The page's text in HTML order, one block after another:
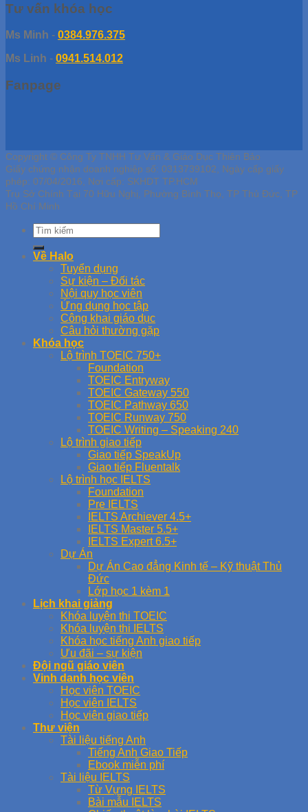
Tư vấn khóa học
Ms Minh - 0384.976.375
Ms Linh - 0941.514.012
Fanpage
Copyright © Công Ty TNHH Tư Vấn & Giáo Dục Thiên Bảo
Giấy chứng nhận doanh nghiệp số: 0313739102, Ngày cấp giấy
phép: 07/04/2016, Nơi cấp: SKHDT TP.HCM
Trụ Sở Chính Tại 70 Hữu Nghị, Phường Bình Thọ, TP Thủ Đức, TP
Hồ Chí Minh
Về Halo
Tuyển dụng
Sự kiện – Đối tác
Nội quy học viên
Ứng dụng học tập
Công khai giáo dục
Câu hỏi thường gặp
Khóa học
Lộ trình TOEIC 750+
Foundation
TOEIC Entryway
TOEIC Gateway 550
TOEIC Pathway 650
TOEIC Runway 750
TOEIC Writing – Speaking 240
Lộ trình giao tiếp
Giao tiếp SpeakUp
Giao tiếp Fluentalk
Lộ trình học IELTS
Foundation
Pre IELTS
IELTS Archiever 4.5+
IELTS Master 5.5+
IELTS Expert 6.5+
Dự Án
Dự Án Cao đẳng Kinh tế – Kỹ thuật Thủ
Đức
Lớp học 1 kèm 1
Lịch khai giảng
Khóa luyện thi TOEIC
Khóa luyện thi IELTS
Khóa học tiếng Anh giao tiếp
Ưu đãi – sự kiện
Đội ngũ giáo viên
Vinh danh học viên
Học viên TOEIC
Học viên IELTS
Học viên giao tiếp
Thư viện
Tài liệu tiếng Anh
Tiếng Anh Giao Tiếp
Ebook miễn phí
Tài liệu IELTS
Từ Vựng IELTS
Bài mẫu IELTS